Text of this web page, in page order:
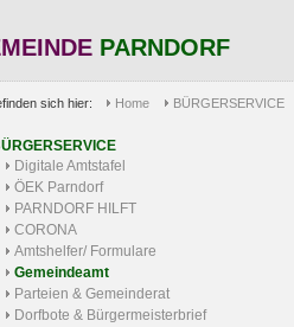
PARNDORF
sich hier: Home BÜRGERSERVICE
Digitale Amtstafel
ÖEK Parndorf
PARNDORF HILFT
CORONA
Amtshelfer/ Formulare
Gemeindeamt
Parteien & Gemeinderat
Dorfbote & Bürgermeisterbrief